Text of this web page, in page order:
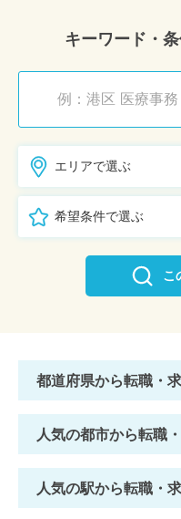
キーワード・
エリアで選ぶ
希望条件で選ぶ
こ
都道府県から転職・
人気の都市から転職
人気の駅から転職・